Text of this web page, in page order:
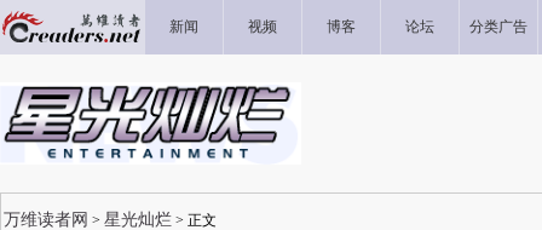
新闻 视频 博客 论坛 分类广告
万维读者网 > 星光灿烂 > 正文